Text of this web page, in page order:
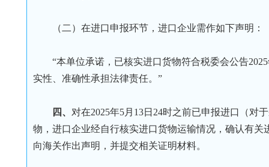
（二）在进口申报环节，进口企业需作如下声明：
“本单位承诺，已核实进口货物符合税委会公告
实性、准确性承担法律责任。”
四、 对在2025年5月13日24时之前已申报进口（对
物，进口企业经自行核实进口货物运输情况，确认有
向海关作出声明，并提交相关证明材料。